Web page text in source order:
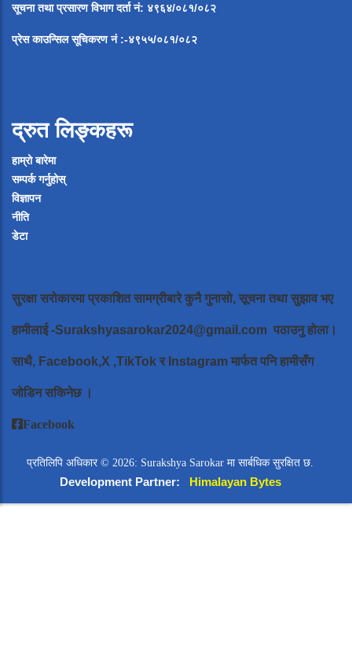
सूचना तथा प्रसारण विभाग दर्ता नं: ४९६४/०८१/०८२
प्रेस काउन्सिल सूचिकरण नं:-४९५५/०८१/०८२
द्रुत लिङ्कहरू
हाम्रो बारेमा
सम्पर्क गर्नुहोस्
विज्ञापन
नीति
डेटा
सुरक्षा सरोकारमा प्रकाशित सामग्रीबारे कुनै गुनासो, सूचना तथा सुझाव भए
हामीलाई-Surakshyasarokar2024@gmail.com पठाउनु होला।
साथै, Facebook,X ,TikTok र Instagram मार्फत पनि हामीसँग
जोडिन सकिनेछ ।
Facebook
प्रतिलिपि अधिकार © 2026: Surakshya Sarokar मा सार्बधिक सुरक्षित छ.
Development Partner: Himalayan Bytes